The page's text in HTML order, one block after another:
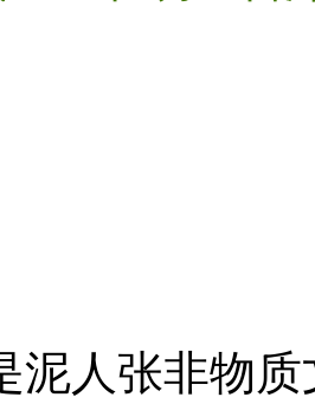
人张非物质